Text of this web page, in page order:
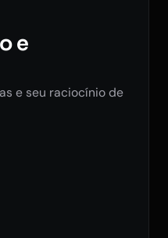
e
e seu raciocínio de